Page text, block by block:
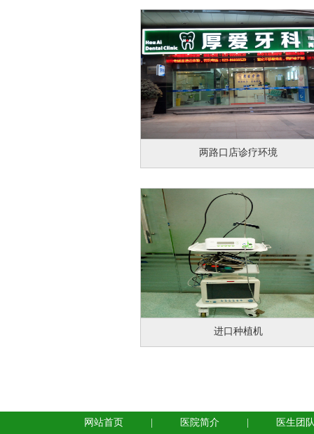
两路口店诊疗环境
进口种植机
网站首页 医院简介 医生团